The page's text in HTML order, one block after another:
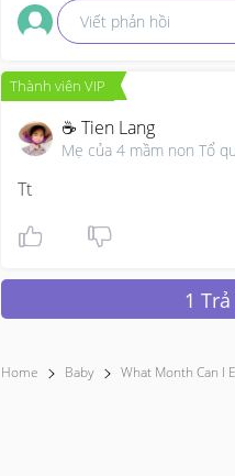
Viết phản hồi
Thành viên VIP
☕ Tien Lang
Mẹ của 4 mầm non Tổ
Tt
1
Home Baby What Month Can I